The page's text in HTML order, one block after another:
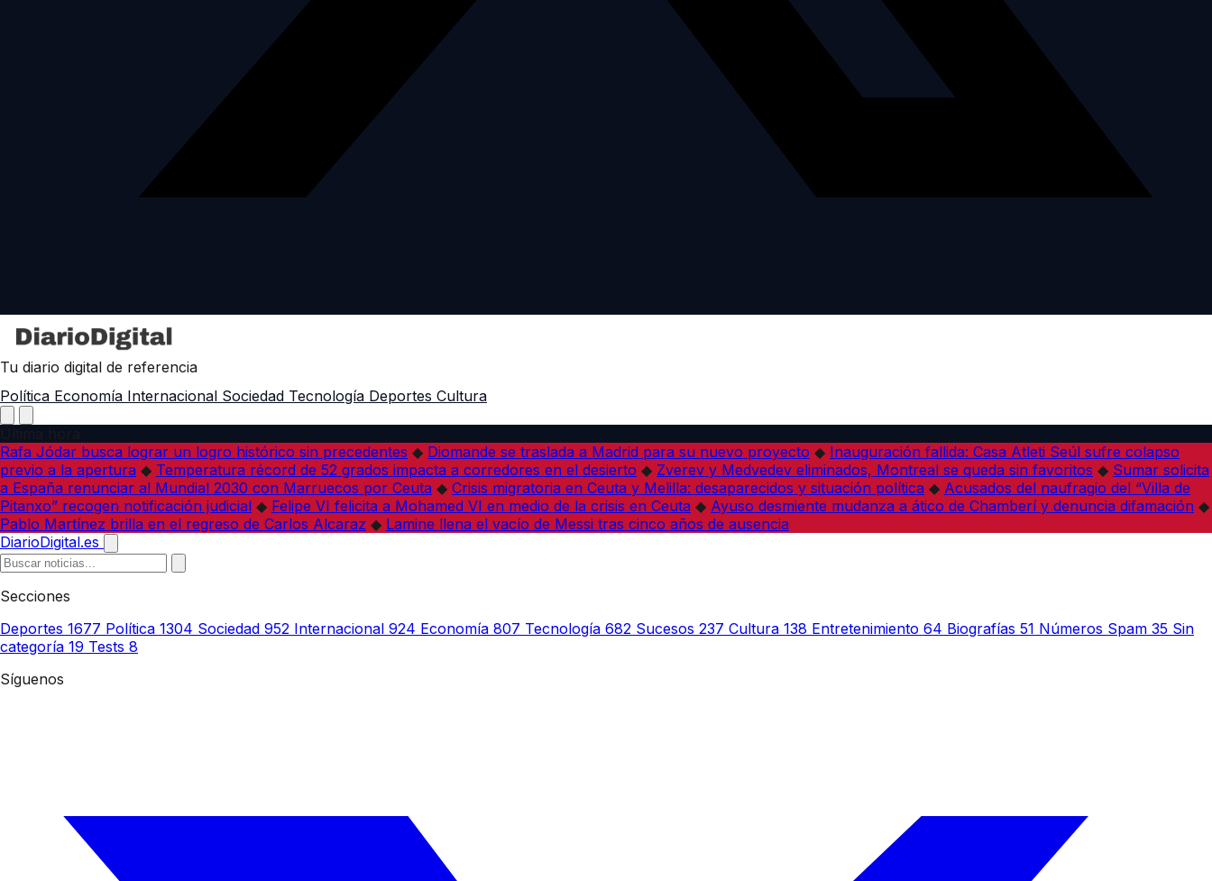
Tu diario digital de referencia
Política Economía Internacional Sociedad Tecnología Deportes Cultura
Rafa Jódar busca lograr un logro histórico sin precedentes ◆ Diomande se traslada a Madrid para su nuevo proyecto ◆ Inauguración fallida: Casa Atleti Seúl sufre colapso
previo a la apertura ◆ Temperatura récord de 52 grados impacta a corredores en el desierto ◆ Zverev y Medvedev eliminados, Montreal se queda sin favoritos ◆ Sumar solicita
a España renunciar al Mundial 2030 con Marruecos por Ceuta ◆ Crisis migratoria en Ceuta y Melilla: desaparecidos y situación política ◆ Acusados del naufragio del “Villa de
Pitanxo” recogen notificación judicial ◆ Felipe VI felicita a Mohamed VI en medio de la crisis en Ceuta ◆ Ayuso desmiente mudanza a ático de Chamberí y denuncia difamación ◆
Pablo Martínez brilla en el regreso de Carlos Alcaraz ◆ Lamine llena el vacío de Messi tras cinco años de ausencia
DiarioDigital.es
Secciones
Deportes 1677 Política 1304 Sociedad 952 Internacional 924 Economía 807 Tecnología 682 Sucesos 237 Cultura 138 Entretenimiento 64 Biografías 51 Números Spam 35 Sin
categoría 19 Tests 8
Síguenos